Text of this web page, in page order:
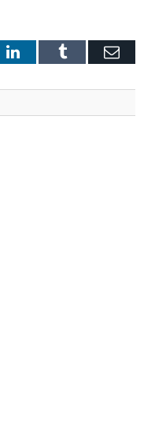
LinkedInTumblr E-